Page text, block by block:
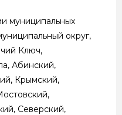
муниципальных
округ,
Ключ,
Абинский,
Крымский,
Северский,